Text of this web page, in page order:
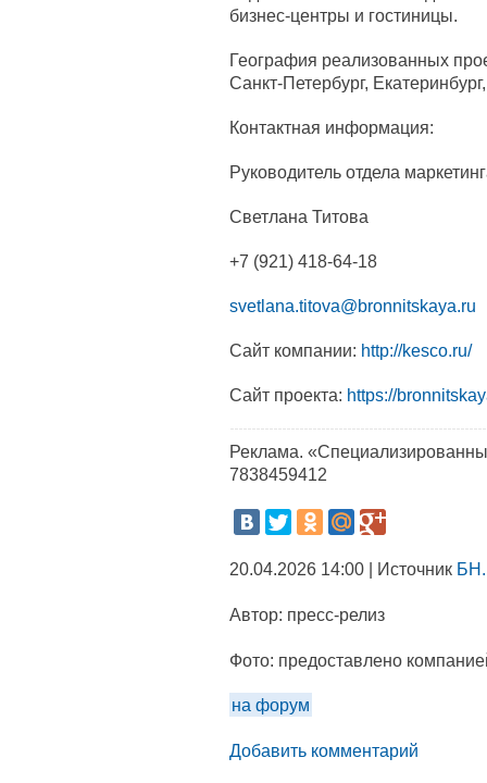
бизнес‑центры и гостиницы.
География реализованных
Санкт‑Петербург,
Контактная информация:
Руководитель отдела
Светлана Титова
+7 (921) 418-64-18
svetlana.titova@bronnitskaya.ru
Сайт компании: http://kesco.ru/
Сайт проекта: https://
Реклама.
7838459412
20.04.2026 14:00 | Источник
Автор: пресс-релиз
Фото: предоставлено
на форум
Добавить комментарий